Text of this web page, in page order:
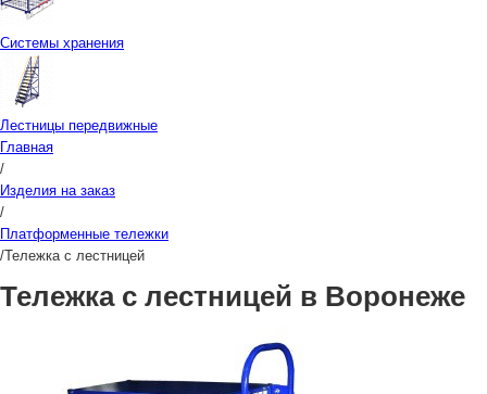
Системы хранения
Лестницы передвижные
Главная
/
Изделия на заказ
/
Платформенные тележки
/Тележка с лестницей
Тележка с лестницей в Воронеже